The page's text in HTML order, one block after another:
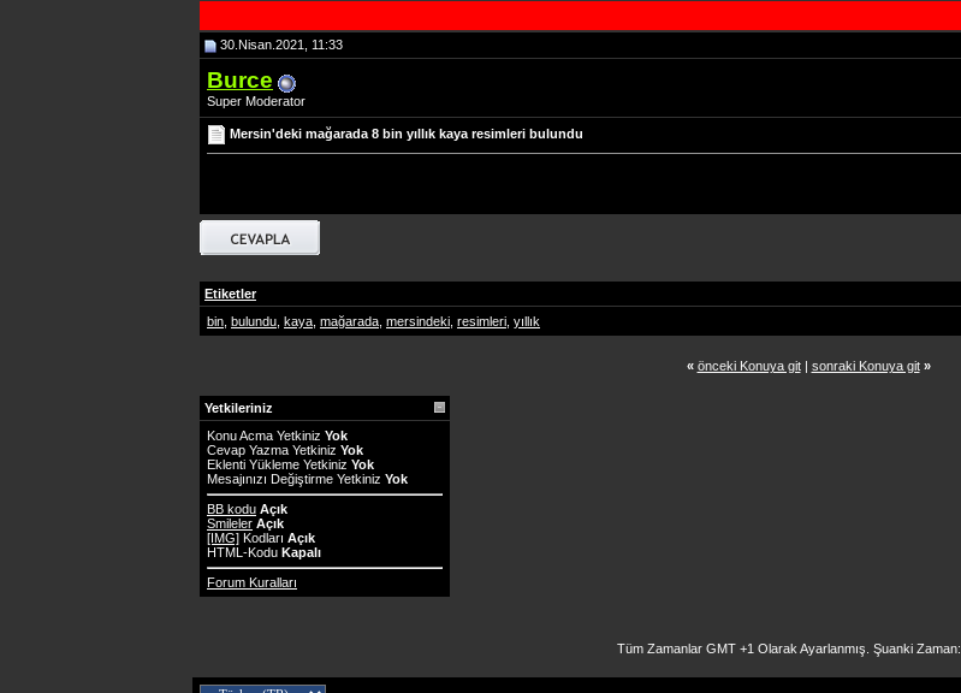
30.Nisan.2021, 11:33
Burce
Super Moderator
Mersin'deki mağarada 8 bin yıllık kaya resimleri bulundu
Etiketler
bin bulundu kaya mağarada mersindeki resimleri yıllık
« önceki Konuya git| sonraki Konuya git »
Yetkileriniz
Konu Acma Yetkiniz Yok
Cevap Yazma Yetkiniz Yok
Eklenti Yükleme Yetkiniz Yok
Mesajınızı Değiştirme Yetkiniz Yok
BB kodu Açık
Smileler Açık
[IMG] Kodları Açık
HTML-Kodu Kapalı
Forum Kuralları
Tüm Zamanlar GMT +1 Olarak Ayarlanmış. Şuanki Zaman: